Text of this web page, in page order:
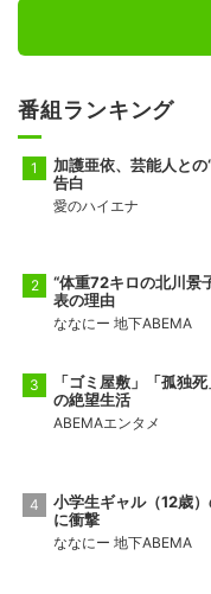
番組ランキング
加護亜依、芸能人との
告白
愛のハイエナ
“体重72キロの北川景
表の理由
ななにー 地下ABEMA
「ゴミ屋敷」「孤独
の絶望生活
ABEMAエンタメ
小学生ギャル（12歳
に衝撃
ななにー 地下ABEMA